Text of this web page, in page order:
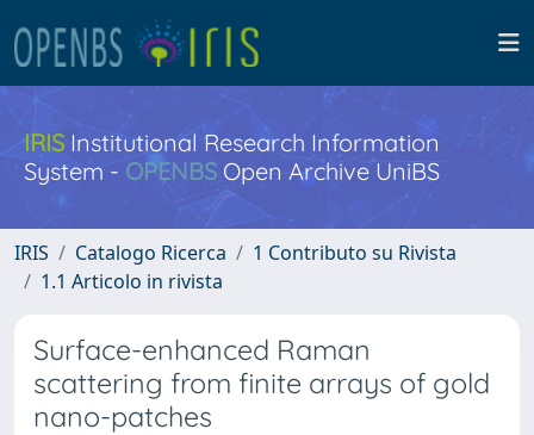
IRISInstitutional Research Information
System - OPENBS Open Archive UniBS
IRIS Catalogo Ricerca
1 Contributo su Rivista
1.1 Articolo in rivista
Surface-enhanced Raman
scattering from finite arrays of gold
nano-patches